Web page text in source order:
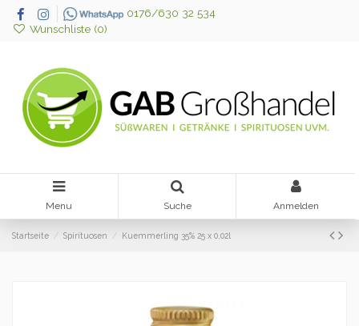
0176/630 32 534
Wunschliste (0)
Menu Suche Anmelden
Startseite Spirituosen Kuemmerling 35% 25 x 0,02l